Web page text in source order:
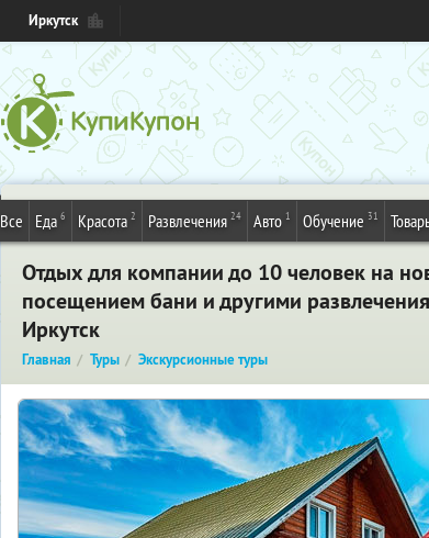
Иркутск
Все Еда 6 Красота 2 Развлечения 24 Авто 1 Обучение 31
Отдых для компании до 10 человек на
посещением бани и другими
Иркутск
Главная Туры Экскурсионные туры